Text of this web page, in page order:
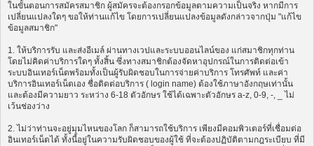
o
n
ในขั้นตอนการสมัครสมาชิก ผู้สมัครจะต้องกรอกข้อมูลตามความเป็นจริง หากมีการ
เปลี่ยนแปลงใดๆ ขอให้ท่านแก้ไข โดยการเปลี่ยนแปลงข้อมูลดังกล่าวจากปุ่ม "แก้ไข
ข้อมูลสมาชิก"
1. ให้บริการรับ และส่งอีเมล์ ผ่านทางเวปและระบบออนไลน์ของ แก่สมาชิกทุกท่าน
โดยไม่คิดค่าบริการใดๆ ทั้งสิ้น ซึ่งทางสมาชิกต้องจัดหาอุปกรณ์ในการติดต่อเข้า
ระบบอินเทอร์เน็ตพร้อมทั้งเป็นผู้รับผิดชอบในการจ่ายค่าบริการ โทรศัพท์ และค่า
บริการอินเทอร์เน็ตเอง ชื่อติดต่อบริการ ( login name) ต้องใช้ภาษาอังกฤษเท่านั้น
และต้องมีความยาว ระหว่าง 6-18 ตัวอักษร ใช้ได้เฉพาะตัวอักษร a-z, 0-9, -, _ ไม่
เว้นช่องว่าง
2. ไม่ว่าท่านจะอยู่มุมไหนของโลก ก็สามารถใช้บริการ เพียงมีคอมพิวเตอร์ที่เชื่อมต่อ
อินเทอร์เน็ตได้ ทั้งนี้อยู่ในความรับผิดชอบของผู้ใช้ ที่จะต้องปฏิบัติตามกฎระเบียบ ที่มี